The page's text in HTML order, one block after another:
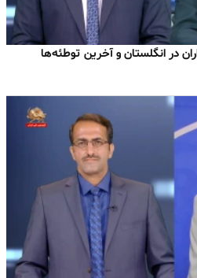
در انگلستان و آخرین توطئه‌ها